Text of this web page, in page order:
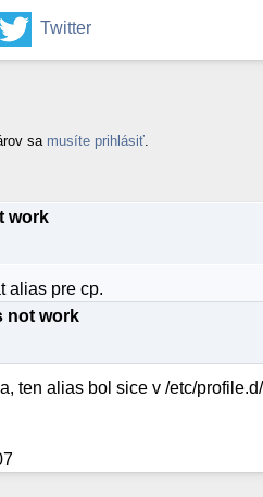
Twitter
sa musíte prihlásiť
work
alias pre cp.
not work
ten alias bol sice v /etc/